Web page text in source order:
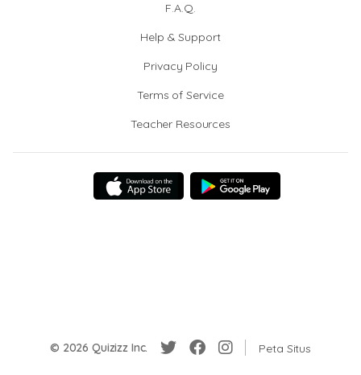
F.A.Q.
Help & Support
Privacy Policy
Terms of Service
Teacher Resources
© 2026 Quizizz Inc. Peta Situs